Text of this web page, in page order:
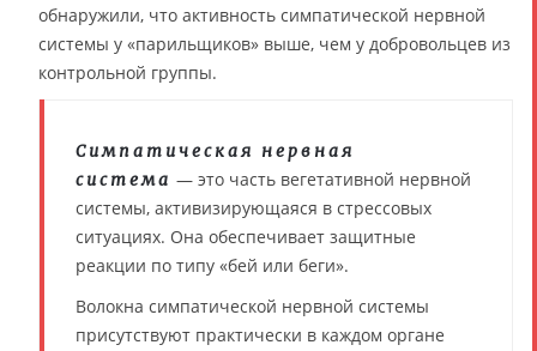
обнаружили, что активность симпатической нервной
системы у «парильщиков» выше, чем у добровольцев из
контрольной группы.
Симпатическая нервная
система — это часть вегетативной нервной
системы, активизирующаяся в стрессовых
ситуациях. Она обеспечивает защитные
реакции по типу «бей или беги».
Волокна симпатической нервной системы
присутствуют практически в каждом органе